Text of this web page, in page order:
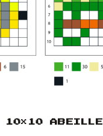
10×10 ABEILLE